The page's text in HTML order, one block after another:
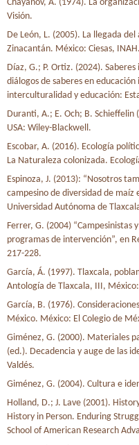
Chayanov, A. (1974). La
Visión.
De León, L. (2005). La llegada
Zinacantán. México: Ciesas, INAH.
Díaz, G.; P. Ortiz. (2024).
diálogos de saberes en
interculturalidad y educación:
Duranti, A.; E. Och; B. Schieffelin
USA: Wiley-Blackwell.
Escobar, A. (2016). Ecología
La Naturaleza colonizada.
Espinoza, J. (2013): “Nosotros
campesino de diversidad de
Universidad Autónoma de
Ferrer, G. (2004) “Campesinistas
programas de intervención”, en
217-228.
García, Á. (1997). Tlaxcala,
Antología de Tlaxcala, III,
García, B. (1976).
México. México: El Colegio de
Giménez, G. (2000). Materiales
(ed.). Decadencia y auge de las
Valdés.
Giménez, G. (2004). Cultura e
Holland, D.; J. Lave (2001).
History in Person. Enduring
School of American Research